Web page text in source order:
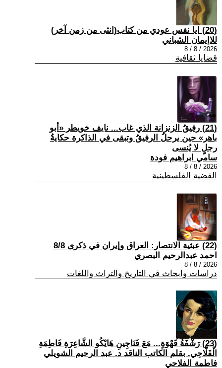
(20) ايا نفس عودي من كتاب(انثى من زمن آخر)
للاإيمان الشباني
2026 / 8 / 8
قضايا ثقافية
(21) رفيقُ الزنزانة الذي غاب... نايف خويطر «أبو
باهر» حين يرحلُ الرفيقُ وتبقى في الذاكرة حكايةُ
رجلٍ لا يُنسى
سامي ابراهيم فودة
2026 / 8 / 8
القضية الفلسطينية
(22) عبثية الانتصار: العراق وإيران في ذكرى 8/8
احمد عبدالرحيم البصري
2026 / 8 / 8
دراسات وابحاث في التاريخ والتراث واللغات
(23) رَشْفَةُ قَهْوَةٍ... مَعَ فَنَاجِينِ هَايْكُو الشَّاعِرَةِ فَاطِمَةِ
الْفَلَّاحِي. بقلم الكاتب الناقد د. عبد الرحيم الشويلي
فاطمة الفلاحي